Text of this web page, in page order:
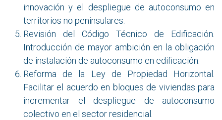
innovación y el despliegue de autoconsumo en
territorios no peninsulares.
Revisión del Código Técnico de Edificación.
Introducción de mayor ambición en la obligación
de instalación de autoconsumo en edificación.
Reforma de la Ley de Propiedad Horizontal.
Facilitar el acuerdo en bloques de viviendas para
incrementar el despliegue de autoconsumo
colectivo en el sector residencial.